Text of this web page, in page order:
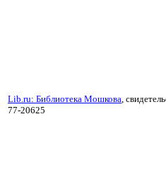
Lib.ru: Библиотека Мошкова ,
77-20625